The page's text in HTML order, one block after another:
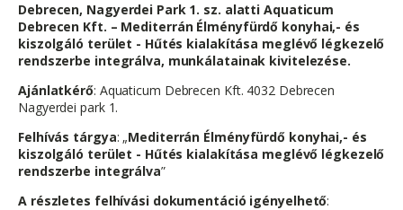
Debrecen, Nagyerdei Park 1. sz. alatti Aquaticum
Debrecen Kft. – Mediterrán Élményfürdő konyhai,- és
kiszolgáló terület - Hűtés kialakítása meglévő légkezelő
rendszerbe integrálva, munkálatainak kivitelezése.
Ajánlatkérő: Aquaticum Debrecen Kft. 4032 Debrecen
Nagyerdei park 1.
Felhívás tárgya: „Mediterrán Élményfürdő konyhai,- és
kiszolgáló terület - Hűtés kialakítása meglévő légkezelő
rendszerbe integrálva”
A részletes felhívási dokumentáció igényelhető: